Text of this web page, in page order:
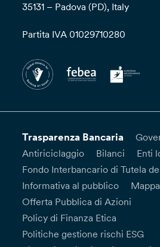
35131 – Padova (PD), Italy
Partita IVA 01029710280
Trasparenza Bancaria
Antiriciclaggio
Bilanci
Enti
Fondo Interbancario di Tutela
Informativa al pubblico
Offerta Pubblica di Azioni
Policy di Finanza Etica
Politiche gestione rischi ESG